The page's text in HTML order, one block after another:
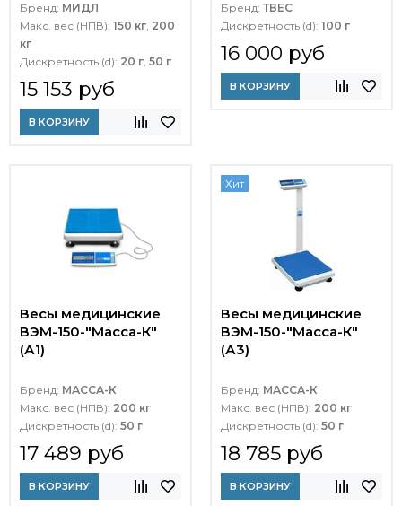
Бренд: МИДЛ
Макс. вес (НПВ): 150 кг, 200
кг
Дискретность (d): 20 г, 50 г
15 153 руб
В КОРЗИНУ
Бренд: ТВЕС
Дискретность (d): 100 г
16 000 руб
В КОРЗИНУ
Весы медицинские
ВЭМ-150-"Масса-К"
(А1)
Бренд: МАССА-К
Макс. вес (НПВ): 200 кг
Дискретность (d): 50 г
17 489 руб
В КОРЗИНУ
Хит
Весы медицинские
ВЭМ-150-"Масса-К"
(А3)
Бренд: МАССА-К
Макс. вес (НПВ): 200 кг
Дискретность (d): 50 г
18 785 руб
В КОРЗИНУ